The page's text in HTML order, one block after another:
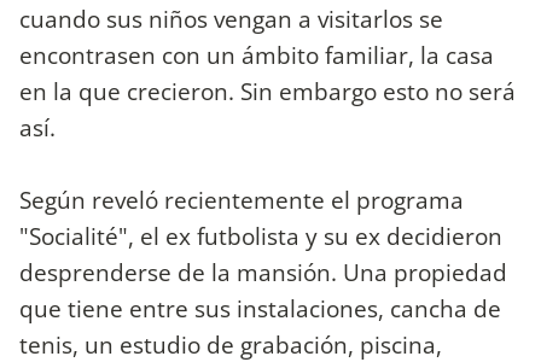
cuando sus niños vengan a visitarlos se
encontrasen con un ámbito familiar, la casa
en la que crecieron. Sin embargo esto no será
así.
Según reveló recientemente el programa
"Socialité", el ex futbolista y su ex decidieron
desprenderse de la mansión. Una propiedad
que tiene entre sus instalaciones, cancha de
tenis, un estudio de grabación, piscina,